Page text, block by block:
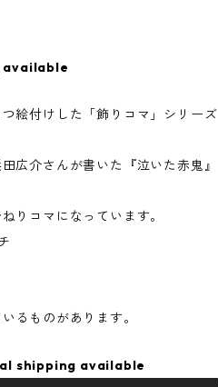
絵付けした「飾りコマ」シリーズ
広介さんが書いた『泣いた赤鬼』
りコマになっています。
るものがあります。
shipping available